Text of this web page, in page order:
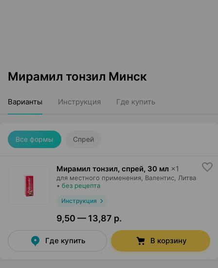
Мирамил тонзил Минск
Варианты Инструкция Где купить
Все формы Спрей
Мирамил тонзил, спрей, 30 мл ×1
для местного применения, Валентис , Литва
• без рецепта
Инструкция
9,50 — 13,87 р.
Где купить В корзину